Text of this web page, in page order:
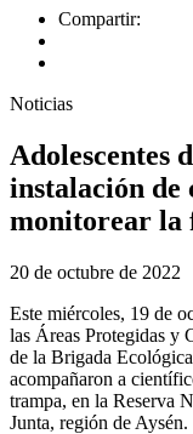
Compartir:
Noticias
Adolescentes
instalación de
monitorear la
20 de octubre de 2022
Este miércoles, 19 de
las Áreas Protegidas y
de la Brigada
acompañaron a
trampa, en la Reserva
Junta, región de Aysén.